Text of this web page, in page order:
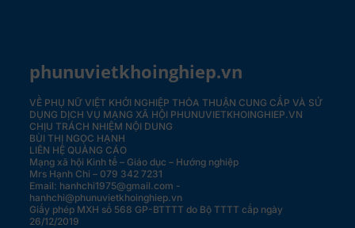
phunuvietkhoinghiep.vn
VỀ PHỤ NỮ VIỆT KHỞI NGHIỆPTHỎA THUẬN CUNG CẤP VÀ SỬ
DỤNG DỊCH VỤ MẠNG XÃ HỘI PHUNUVIETKHOINGHIEP.VN
CHỊU TRÁCH NHIỆM NỘI DUNG
BÙI THỊ NGỌC HẠNH
LIÊN HỆ QUẢNG CÁO
Mạng xã hội Kinh tế – Giáo dục – Hướng nghiệp
Mrs Hạnh Chi – 079 342 7231
Email: hanhchi1975@gmail.com -
hanhchi@phunuvietkhoinghiep.vn
Giấy phép MXH số 568 GP-BTTTT do Bộ TTTT cấp ngày
26/12/2019